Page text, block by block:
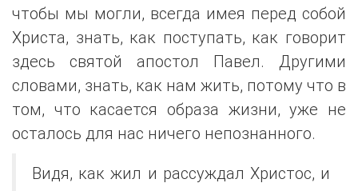
чтобы мы могли, всегда имея перед собой
Христа, знать, как поступать, как говорит
здесь святой апостол Павел. Другими
словами, знать, как нам жить, потому что в
том, что касается образа жизни, уже не
осталось для нас ничего непознанного.
Видя, как жил и рассуждал Христос, и